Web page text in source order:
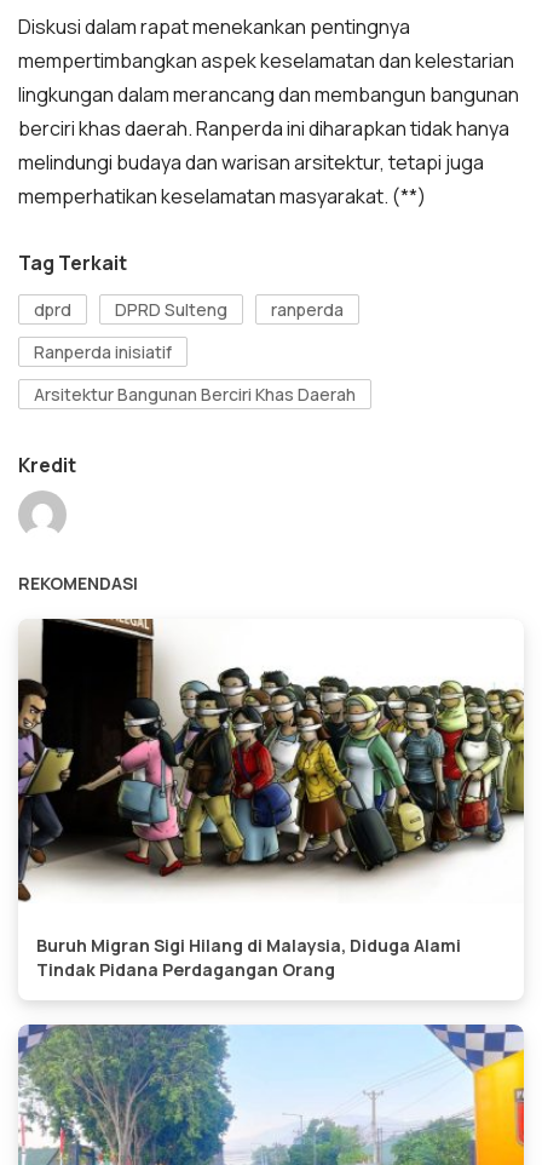
Diskusi dalam rapat menekankan pentingnya
mempertimbangkan aspek keselamatan dan kelestarian
lingkungan dalam merancang dan membangun bangunan
berciri khas daerah. Ranperda ini diharapkan tidak hanya
melindungi budaya dan warisan arsitektur, tetapi juga
memperhatikan keselamatan masyarakat. (**)
Tag Terkait
dprd DPRD Sulteng
ranperda
Ranperda inisiatif
Arsitektur Bangunan Berciri Khas Daerah
Kredit
REKOMENDASI
Buruh Migran Sigi Hilang di Malaysia, Diduga Alami
Tindak Pidana Perdagangan Orang